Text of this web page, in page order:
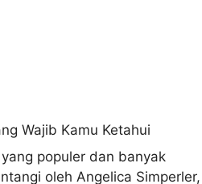
populer dan banyak
oleh Angelica Simperler,